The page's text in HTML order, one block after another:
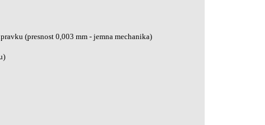
(presnost 0,003 mm - jemna mechanika)